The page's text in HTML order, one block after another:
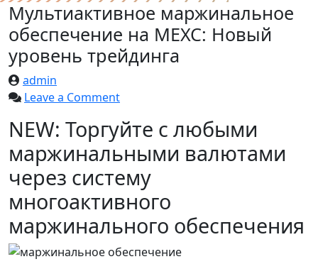
Мультиактивное маржинальное
обеспечение на MEXC: Новый
уровень трейдинга
admin
Leave a Commenton
маржинальное
обеспечение
на
MEXC:
Новый
трейдинга
NEW: Торгуйте с любыми
маржинальными валютами
через систему
многоактивного
маржинального обеспечения